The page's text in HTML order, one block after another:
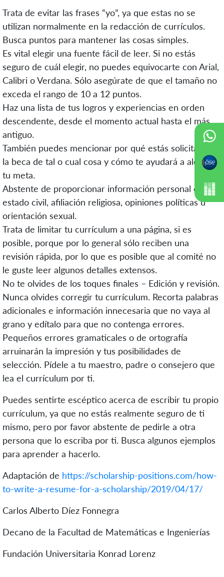
Trata de evitar las frases “yo”, ya que estas no se
utilizan normalmente en la redacción de currículos.
Busca puntos para mantener las cosas simples.
Es vital elegir una fuente fácil de leer. Si no estás
seguro de cuál elegir, no puedes equivocarte con Arial,
Calibri o Verdana. Sólo asegúrate de que el tamaño no
exceda el rango de 10 a 12 puntos.
Haz una lista de tus logros y experiencias en orden
descendente, desde el momento actual hasta el más
antiguo.
También puedes mencionar por qué estás solicitando
la beca de tal o cual cosa y cómo te ayudará a alcanzar
tu meta.
Abstente de proporcionar información personal como
estado civil, afiliación religiosa, opiniones políticas u
orientación sexual.
Trata de limitar tu currículum a una página, si es
posible, porque por lo general sólo reciben una
revisión rápida, por lo que es posible que al comité no
le guste leer algunos detalles extensos.
No te olvides de los toques finales – Edición y revisión.
Nunca olvides corregir tu currículum. Recorta palabras
adicionales e información innecesaria que no vaya al
grano y edítalo para que no contenga errores.
Pequeños errores gramaticales o de ortografía
arruinarán la impresión y tus posibilidades de
selección. Pídele a tu maestro, padre o consejero que
lea el currículum por ti.
Puedes sentirte escéptico acerca de escribir tu propio
currículum, ya que no estás realmente seguro de ti
mismo, pero por favor abstente de pedirle a otra
persona que lo escriba por ti. Busca algunos ejemplos
para aprender a hacerlo.
Adaptación de https://scholarship-positions.com/how-
to-write-a-resume-for-a-scholarship/2019/04/17/
Carlos Alberto Díez Fonnegra
Decano de la Facultad de Matemáticas e Ingenierías
Fundación Universitaria Konrad Lorenz